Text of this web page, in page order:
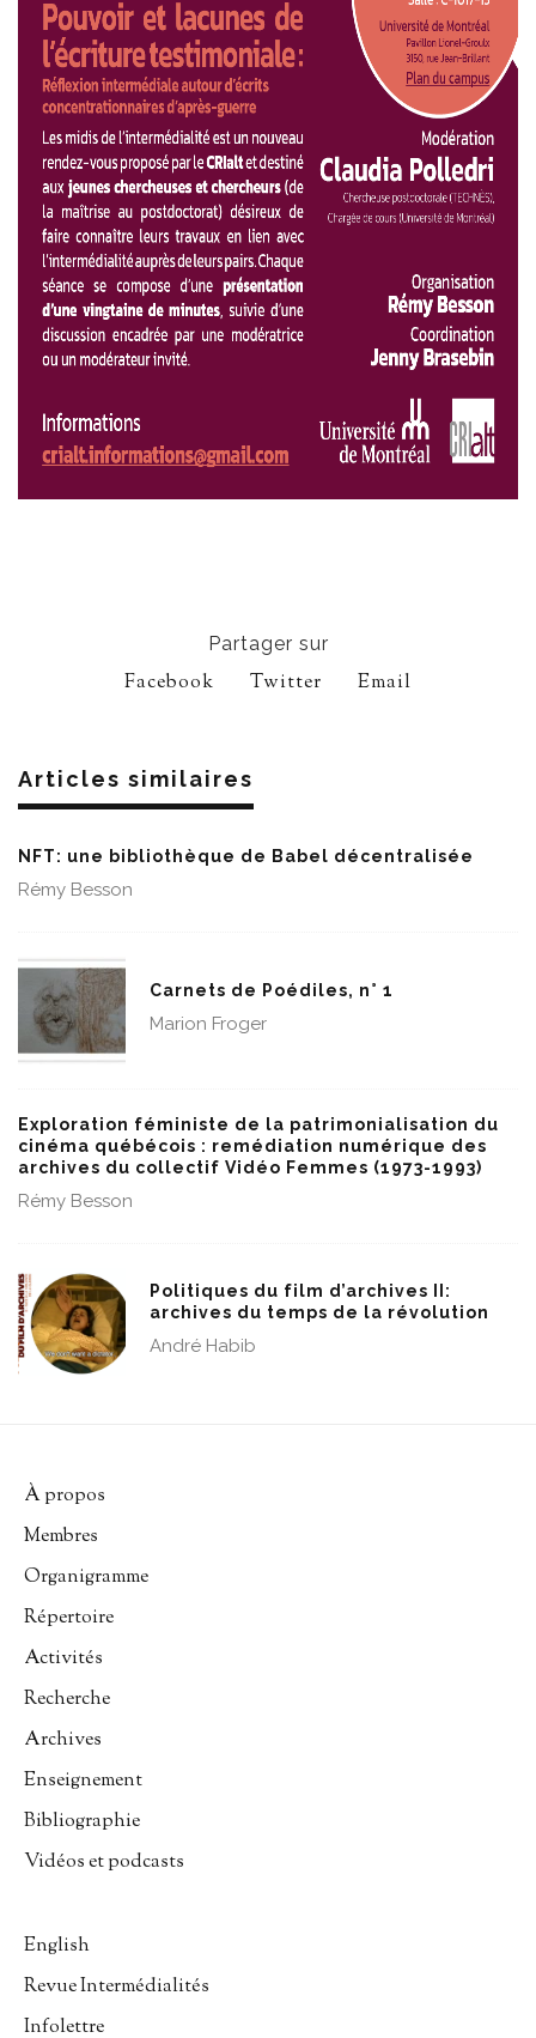
Partager sur
Facebook Twitter Email
Articles similaires
NFT: une bibliothèque de Babel décentralisée
Rémy Besson
Carnets de Poédiles, n° 1
Marion Froger
Exploration féministe de la patrimonialisation du
cinéma québécois : remédiation numérique des
archives du collectif Vidéo Femmes (1973-1993)
Rémy Besson
Politiques du film d’archives II:
archives du temps de la révolution
André Habib
À propos
Membres
Organigramme
Répertoire
Activités
Recherche
Archives
Enseignement
Bibliographie
Vidéos et podcasts
English
Revue Intermédialités
Infolettre